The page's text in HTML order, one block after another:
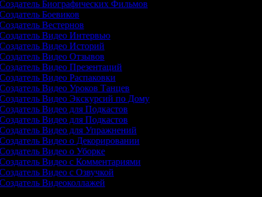
Биографических Фильмов
Боевиков
Вестернов
Видео Интервью
Видео Историй
Видео Отзывов
Видео Презентаций
Видео Распаковки
Видео Уроков Танцев
Видео Экскурсий по Дому
Видео для Подкастов
Видео для Подкастов
Видео для Упражнений
Видео о Декорировании
Видео о Уборке
Видео с Комментариями
Видео с Озвучкой
Видеоколлажей